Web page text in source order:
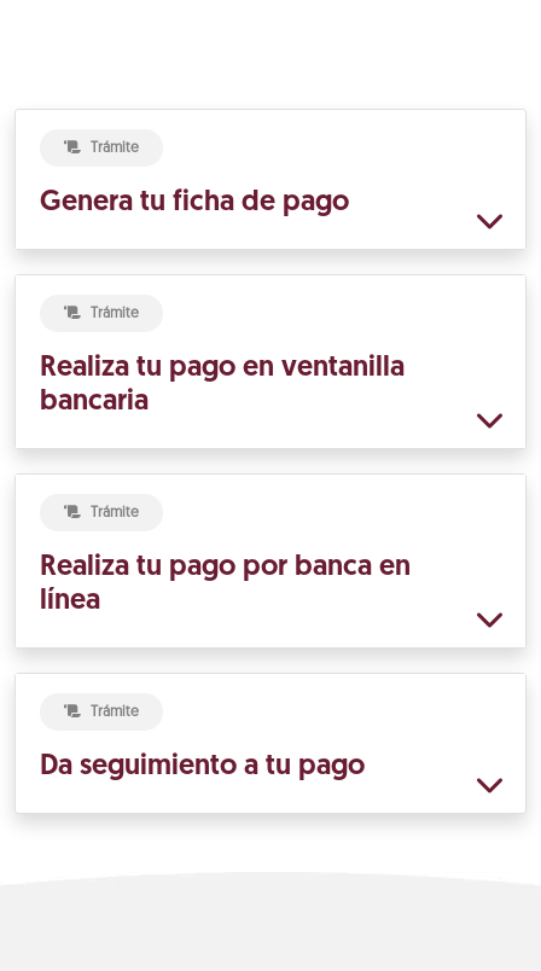
Trámite
Genera tu ficha de pago
Trámite
Realiza tu pago en ventanilla
bancaria
Trámite
Realiza tu pago por banca en
línea
Trámite
Da seguimiento a tu pago